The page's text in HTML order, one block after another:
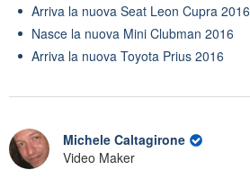
Arriva la nuova Seat Leon Cupra 2016
Nasce la nuova Mini Clubman 2016
Arriva la nuova Toyota Prius 2016
Michele Caltagirone
Video Maker